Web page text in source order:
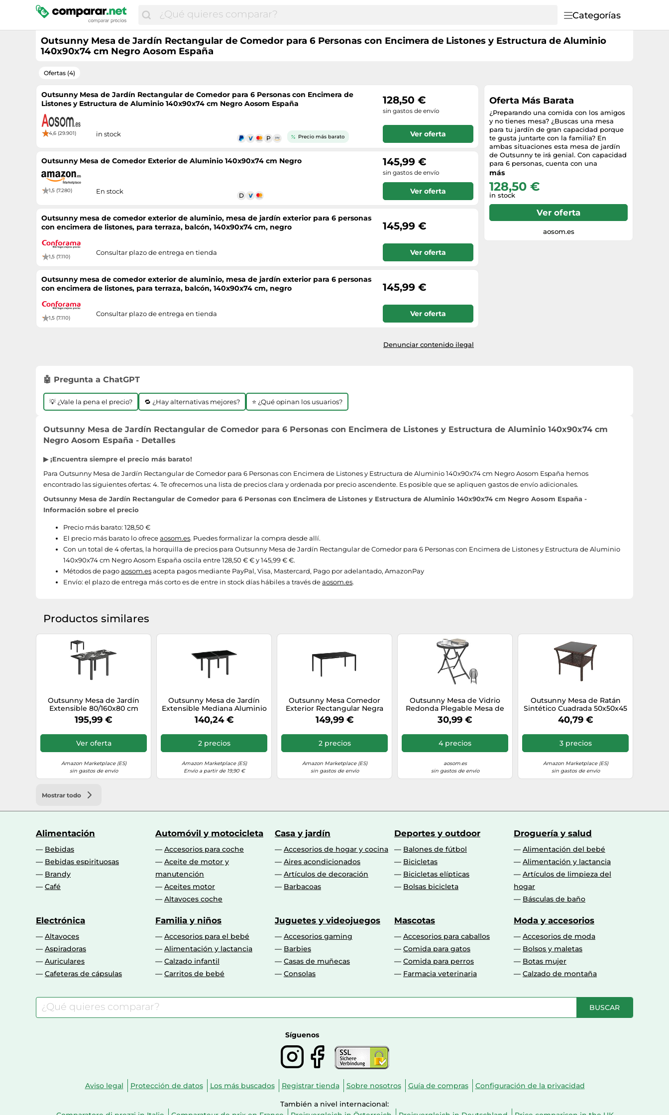
Categorías
Outsunny Mesa de Jardín Rectangular de Comedor para 6 Personas con Encimera de Listones y Estructura de Aluminio
140x90x74 cm Negro Aosom España
Ofertas (4)
Outsunny Mesa de Jardín Rectangular de Comedor para 6 Personas con Encimera de
Listones y Estructura de Aluminio 140x90x74 cm Negro Aosom España
4,6 (29.901)
Precio más barato
in stock
128,50 €
sin gastos de envío
Ver oferta
Outsunny Mesa de Comedor Exterior de Aluminio 140x90x74 cm Negro
1,5 (7.280) En stock
145,99 €
sin gastos de envío
Ver oferta
Outsunny mesa de comedor exterior de aluminio, mesa de jardín exterior para 6 personas
con encimera de listones, para terraza, balcón, 140x90x74 cm, negro
1,5 (7.110)
Consultar plazo de entrega en tienda
145,99 €
Ver oferta
Outsunny mesa de comedor exterior de aluminio, mesa de jardín exterior para 6 personas
con encimera de listones, para terraza, balcón, 140x90x74 cm, negro
1,5 (7.110)
Consultar plazo de entrega en tienda
145,99 €
Ver oferta
Denunciar contenido ilegal
Oferta Más Barata
¿Preparando una comida con los amigos
y no tienes mesa? ¿Buscas una mesa
para tu jardín de gran capacidad porque
te gusta juntarte con la familia? En
ambas situaciones esta mesa de jardín
de Outsunny te irá genial. Con capacidad
para 6 personas, cuenta con una
estructura resistente de metal y una
madera, simulando incluso el veteado ¡Es
la mesa que estabas buscando para tu
espacio exterior!
más
128,50 €
in stock
Ver oferta
aosom.es
🤖 Pregunta a ChatGPT
💡 ¿Vale la pena el precio? 🔁 ¿Hay alternativas mejores? ⭐ ¿Qué opinan los usuarios?
Outsunny Mesa de Jardín Rectangular de Comedor para 6 Personas con Encimera de Listones y Estructura de Aluminio 140x90x74 cm
Negro Aosom España - Detalles
▶ ¡Encuentra siempre el precio más barato!
Para Outsunny Mesa de Jardín Rectangular de Comedor para 6 Personas con Encimera de Listones y Estructura de Aluminio 140x90x74 cm Negro Aosom España hemos
encontrado las siguientes ofertas: 4. Te ofrecemos una lista de precios clara y ordenada por precio ascendente. Es posible que se apliquen gastos de envío adicionales.
Outsunny Mesa de Jardín Rectangular de Comedor para 6 Personas con Encimera de Listones y Estructura de Aluminio 140x90x74 cm Negro Aosom España -
Información sobre el precio
Precio más barato: 128,50 €
El precio más barato lo ofreceaosom.es. Puedes formalizar la compra desde allí.
Con un total de 4 ofertas, la horquilla de precios para Outsunny Mesa de Jardín Rectangular de Comedor para 6 Personas con Encimera de Listones y Estructura de Aluminio
140x90x74 cm Negro Aosom España oscila entre 128,50 € € y 145,99 € €.
Métodos de pagoaosom.esacepta pagos mediante PayPal, Visa, Mastercard, Pago por adelantado, AmazonPay
Envío: el plazo de entrega más corto es de entre in stock días hábiles a través deaosom.es.
Productos similares
Outsunny Mesa de Jardín
Extensible 80/160x80 cm
Comedor Exterior Negro
195,99 €
Ver oferta
Amazon Marketplace (ES)
sin gastos de envío
Outsunny Mesa de Jardín
Extensible Mediana Aluminio
Vidrio Templado para
Comidas Familiares y
Relajarse 80-160x80x75cm
Negro Aosom España
140,24 €
2 precios
Amazon Marketplace (ES)
Envío a partir de 19,90 €
Outsunny Mesa Comedor
Exterior Rectangular Negra
70.9"x31.5"x28.3
149,99 €
2 precios
Amazon Marketplace (ES)
sin gastos de envío
Outsunny Mesa de Vidrio
Redonda Plegable Mesa de
Jardín con Hebilla de
Seguridad Borde Cubierto de
Metal Patio Interior y Exterior
Ø45x50 cm Negro
30,99 €
4 precios
aosom.es
sin gastos de envío
Outsunny Mesa de Ratán
Sintético Cuadrada 50x50x45
cm Mesa de Jardín con
Estante Encimera de Vidrio y
Marco de Acero Carga 30 kg
para Terraza Patio Marrón
40,79 €
3 precios
Amazon Marketplace (ES)
sin gastos de envío
Mostrar todo
Alimentación
Bebidas
Bebidas espirituosas
Brandy
Café
Automóvil y motocicleta
Accesorios para coche
Aceite de motor y
manutención
Aceites motor
Altavoces coche
Casa y jardín
Accesorios de hogar y cocina
Aires acondicionados
Artículos de decoración
Barbacoas
Deportes y outdoor
Balones de fútbol
Bicicletas
Bicicletas elípticas
Bolsas bicicleta
Droguería y salud
Alimentación del bebé
Alimentación y lactancia
Artículos de limpieza del
hogar
Básculas de baño
Electrónica
Altavoces
Aspiradoras
Auriculares
Cafeteras de cápsulas
Familia y niños
Accesorios para el bebé
Alimentación y lactancia
Calzado infantil
Carritos de bebé
Juguetes y videojuegos
Accesorios gaming
Barbies
Casas de muñecas
Consolas
Mascotas
Accesorios para caballos
Comida para gatos
Comida para perros
Farmacia veterinaria
Moda y accesorios
Accesorios de moda
Bolsos y maletas
Botas mujer
Calzado de montaña
BUSCAR
Síguenos
Aviso legal Protección de datos Los más buscados Registrar tienda Sobre nosotros Guía de compras Configuración de la privacidad
También a nivel internacional: